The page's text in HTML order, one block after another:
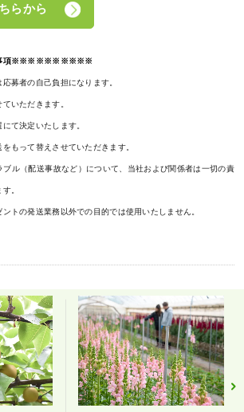
らから
項※※※※※※※※※※
募者の自己負担になります。
いただきます。
て決定いたします。
もって替えさせていただきます。
ブル（配送事故など）について、当社および関係者は一切の責
。
トの発送業務以外での目的では使用いたしません。